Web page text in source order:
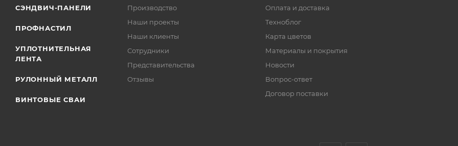
СЭНДВИЧ-ПАНЕЛИ
ПРОФНАСТИЛ
УПЛОТНИТЕЛЬНАЯ
ЛЕНТА
РУЛОННЫЙ МЕТАЛЛ
ВИНТОВЫЕ СВАИ
Производство
Наши проекты
Наши клиенты
Сотрудники
Представительства
Отзывы
Оплата и доставка
Техноблог
Карта цветов
Материалы и покрытия
Новости
Вопрос-ответ
Договор поставки